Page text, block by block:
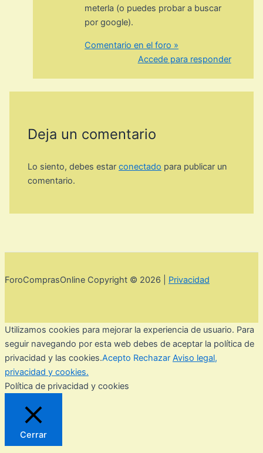
meterla (o puedes probar a buscar
por google).
Comentario en el foro »
Accede para responder
Deja un comentario
Lo siento, debes estarconectado para publicar un
comentario.
ForoComprasOnline Copyright © 2026 | Privacidad
Utilizamos cookies para mejorar la experiencia de usuario. Para
seguir navegando por esta web debes de aceptar la política de
privacidad y las cookies.Acepto Rechazar Aviso legal,
privacidad y cookies.
Política de privacidad y cookies
Cerrar